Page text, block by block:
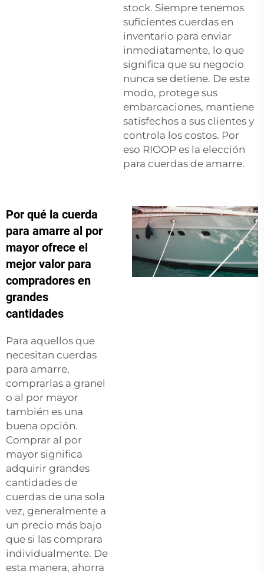
stock. Siempre tenemos
suficientes cuerdas en
inventario para enviar
inmediatamente, lo que
significa que su negocio
nunca se detiene. De este
modo, protege sus
embarcaciones, mantiene
satisfechos a sus clientes y
controla los costos. Por
eso RIOOP es la elección
para cuerdas de amarre.
Por qué la cuerda
para amarre al por
mayor ofrece el
mejor valor para
compradores en
grandes
cantidades
Para aquellos que
necesitan cuerdas
para amarre,
comprarlas a granel
o al por mayor
también es una
buena opción.
Comprar al por
mayor significa
adquirir grandes
cantidades de
cuerdas de una sola
vez, generalmente a
un precio más bajo
que si las comprara
individualmente. De
esta manera, ahorra